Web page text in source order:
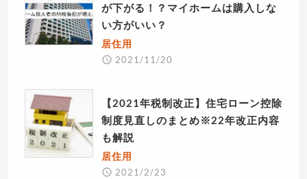
が下がる！？マイホームは購入しな
い方がいい？
居住用
2021/11/20
【2021年税制改正】住宅ローン控除
制度見直しのまとめ※22年改正内容
も解説
居住用
2021/2/23